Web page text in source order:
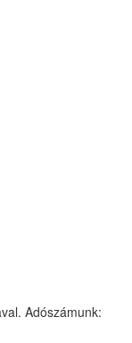
Adószámunk: